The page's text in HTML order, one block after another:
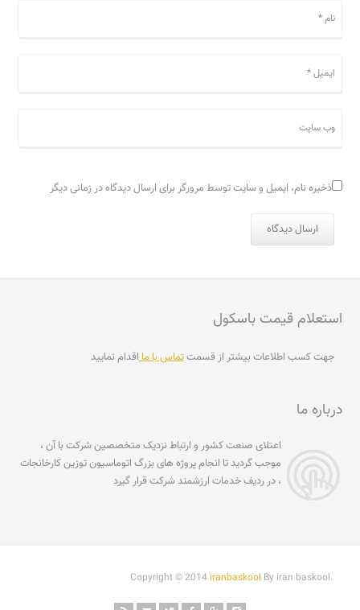
ذخیره نام، ایمیل و سایت توسط مرورگر برای ارسال دیدگاه در زمانی دیگر
استعلام قیمت باسکول
جهت کسب اطلاعات بیشتر از قسمتتماس با مااقدام نمایید
درباره ما
اعتلای صنعت کشور و ارتباط نزدیک متخصصین شرکت با آن ،
موجب گردید تا انجام پروژه های بزرگ اتوماسیون توزین کارخانجات
، در ردیف خدمات ارزشمند شرکت قرار گیرد
Copyright © 2014 iranbaskool By iran baskool.